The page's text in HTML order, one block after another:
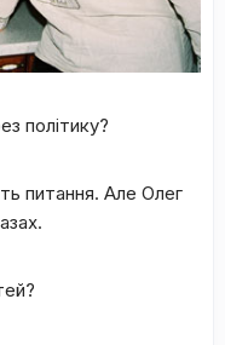
політику?
питання. Але Олег